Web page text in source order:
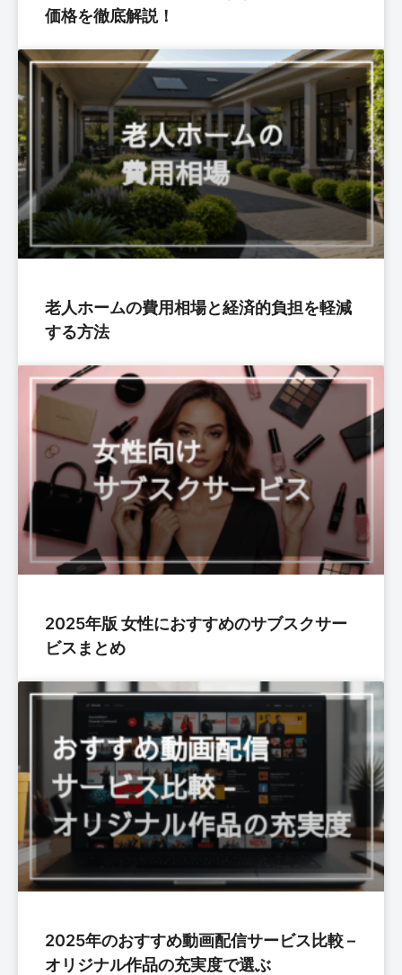
価格を徹底解説！
老人ホームの費用相場と経済的負担を軽減
する方法
2025年版 女性におすすめのサブスクサー
ビスまとめ
2025年のおすすめ動画配信サービス比較 –
オリジナル作品の充実度で選ぶ